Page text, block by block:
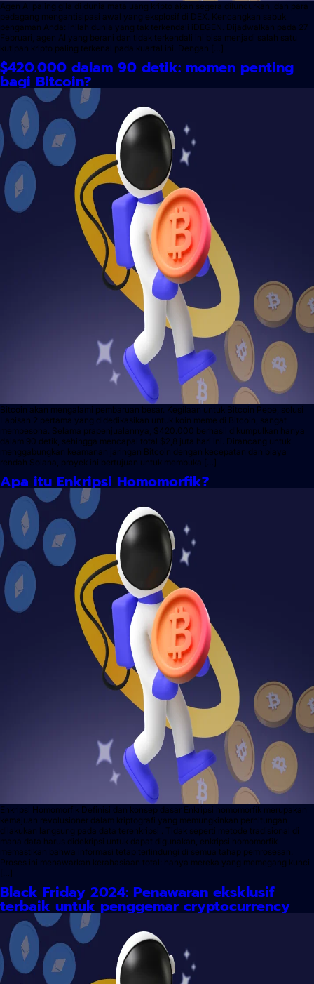
Agen AI paling gila di dunia mata uang kripto akan segera diluncurkan, dan para
pedagang mengantisipasi awal yang eksplosif di DEX. Kencangkan sabuk
pengaman Anda: inilah dunia yang tak terkendali iDEGEN. Dijadwalkan pada 27
Februari, agen AI yang berani dan tidak terkendali ini bisa menjadi salah satu
kutipan kripto paling terkenal pada kuartal ini. Dengan […]
$420.000 dalam 90 detik: momen penting
bagi Bitcoin?
Bitcoin akan mengalami pembaruan besar. Kegilaan untuk Bitcoin Pepe, solusi
Lapisan 2 pertama yang didedikasikan untuk koin meme di Bitcoin, sangat
mempesona. Selama prapenjualannya, $420.000 berhasil dikumpulkan hanya
dalam 90 detik, sehingga mencapai total $2,8 juta hari ini. Dirancang untuk
menggabungkan keamanan jaringan Bitcoin dengan kecepatan dan biaya
rendah Solana, proyek ini bertujuan untuk membuka […]
Apa itu Enkripsi Homomorfik?
Enkripsi Homomorfik Definisi dan konsep dasar Enkripsi homomorfik merupakan
kemajuan revolusioner dalam kriptografi yang memungkinkan perhitungan
dilakukan langsung pada data terenkripsi . Tidak seperti metode tradisional di
mana data harus didekripsi untuk dapat digunakan, enkripsi homomorfik
memastikan bahwa informasi tetap terlindungi di semua tahap pemrosesan.
Proses ini menawarkan kerahasiaan total: hanya mereka yang memegang kunci
[…]
Black Friday 2024: Penawaran eksklusif
terbaik untuk penggemar cryptocurrency